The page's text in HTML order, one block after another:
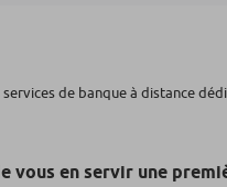
de banque à distance
vous en servir une